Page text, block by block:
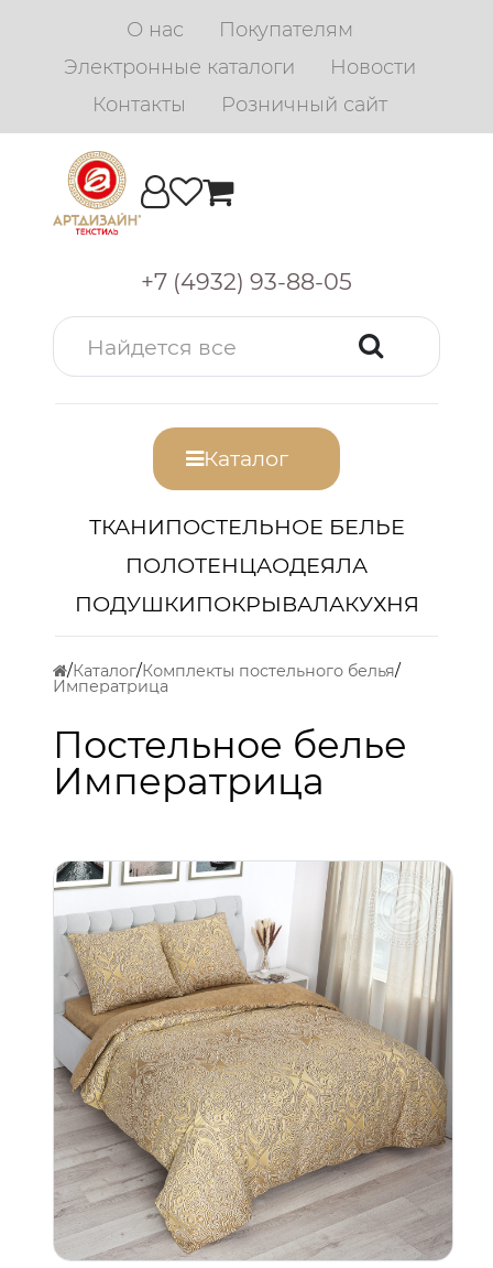
О нас
Покупателям
Электронные каталоги
Новости
Контакты
Розничный сайт
+7 (4932) 93-88-05
Каталог
ТКАНИПОСТЕЛЬНОЕ БЕЛЬЕ
ПОЛОТЕНЦАОДЕЯЛА
ПОДУШКИПОКРЫВАЛАКУХНЯ
Каталог Комплекты постельного белья
Императрица
Постельное белье
Императрица